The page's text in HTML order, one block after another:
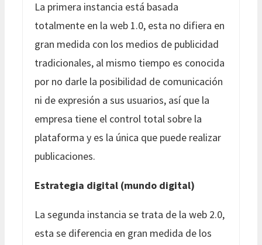
La primera instancia está basada
totalmente en la web 1.0, esta no difiera en
gran medida con los medios de publicidad
tradicionales, al mismo tiempo es conocida
por no darle la posibilidad de comunicación
ni de expresión a sus usuarios, así que la
empresa tiene el control total sobre la
plataforma y es la única que puede realizar
publicaciones.
Estrategia digital (mundo digital)
La segunda instancia se trata de la web 2.0,
esta se diferencia en gran medida de los